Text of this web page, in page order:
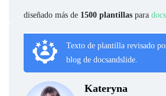
diseñado más de 1500 plantillas para
Texto de plantilla revisado
blog de docsandslide.
Kateryna